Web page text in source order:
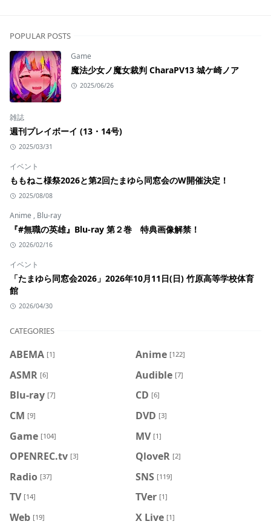
POPULAR POSTS
Game
魔法少女ノ魔女裁判 CharaPV13 城ケ崎ノア
2025/06/26
雑誌
週刊プレイボーイ (13・14号)
2025/03/31
イベント
ももねこ様祭2026と第2回たまゆら同窓会のW開催決定！
2025/08/08
Anime , Blu-ray
『#無職の英雄』Blu-ray 第２巻 特典画像解禁！
2026/02/16
イベント
「たまゆら同窓会2026」2026年10月11日(日) 竹原高等学校体育
館
2026/04/30
CATEGORIES
ABEMA [1] Anime [122]
ASMR [6] Audible [7]
Blu-ray [7] CD [6]
CM [9] DVD [3]
Game [104] MV [1]
OPENREC.tv [3] QloveR [2]
Radio [37] SNS [119]
TV [14] TVer [1]
Web [19] X Live [1]